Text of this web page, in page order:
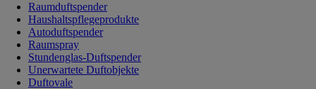
Raumduftspender
Haushaltspflegeprodukte
Autoduftspender
Raumspray
Stundenglas-Duftspender
Unerwartete Duftobjekte
Duftovale